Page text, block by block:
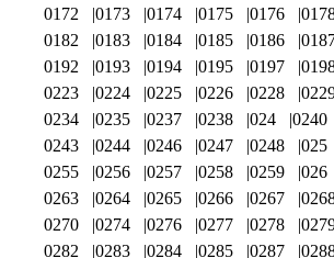
0172
0173 0174 0175 0176
0182
0183 0184 0185 0186
0192
0193 0194 0195 0197
0223
0224 0225 0226 0228
0234
0235 0237 0238 024 0240
0243
0244 0246 0247 0248 025
0255
0256 0257 0258 0259 026
0263
0264 0265 0266 0267
0270
0274 0276 0277 0278
0282
0283 0284 0285 0287